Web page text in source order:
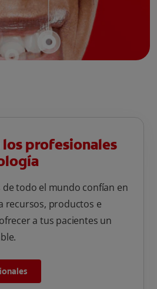
profesionales
todo el mundo confían en
recursos, productos e
a tus pacientes un